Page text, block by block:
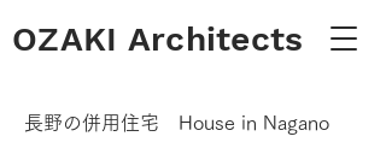
OZAKI Architects
長野の併用住宅 House in Nagano